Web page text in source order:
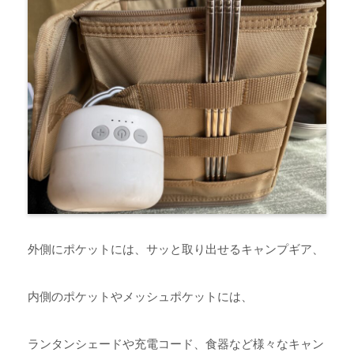
外側にポケットには、サッと取り出せるキャンプギア、
内側のポケットやメッシュポケットには、
ランタンシェードや充電コード、食器など様々なキャン